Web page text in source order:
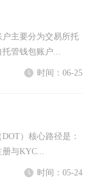
主要分为交易所托
管钱包账户...
时间：06-25
）核心路径是：
与KYC...
时间：05-24